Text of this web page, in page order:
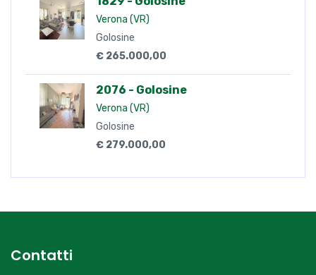
Verona (VR)
Golosine
€ 265.000,00
2076 - Golosine
Verona (VR)
Golosine
€ 279.000,00
Contatti